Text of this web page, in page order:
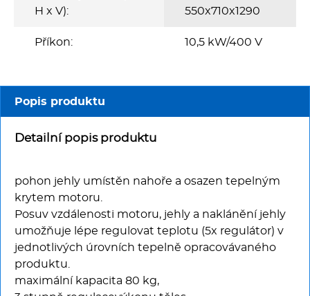
Vodní lázně
Nerez
BAZAR
H x V):
550x710x1290
Příkon: 10,5 kW/400 V
Popis produktu
Detailní popis produktu
pohon jehly umístěn nahoře a osazen tepelným
krytem motoru.
Posuv vzdálenosti motoru, jehly a naklánění jehly
umožňuje lépe regulovat teplotu (5x regulátor) v
jednotlivých úrovních tepelně opracovávaného
produktu.
maximální kapacita 80 kg,